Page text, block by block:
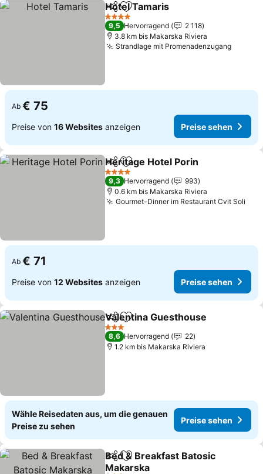
TeilenZu Favoriten hinzufügen
Hotel Tamaris
4 Sterne
9,5 Hervorragend
2 118
3.8 km bis Makarska Riviera
Strandlage mit Promenadenzugang
Ab € 75
Preise von 16 Websites anzeigen Preise sehen
TeilenZu Favoriten hinzufügen
Heritage Hotel Porin
4 Sterne
9,3 Hervorragend
993
0.6 km bis Makarska Riviera
Gourmet-Dinner im Restaurant Cvit Soli
Ab € 71
Preise von 12 Websites anzeigen Preise sehen
TeilenZu Favoriten hinzufügen
Valentina Guesthouse
3 Sterne
8,6 Hervorragend
22
1.2 km bis Makarska Riviera
Wähle Reisedaten aus, um die genauen
Preise zu sehen
Preise sehen
TeilenZu Favoriten hinzufügen
Bed & Breakfast Batosic
Makarska